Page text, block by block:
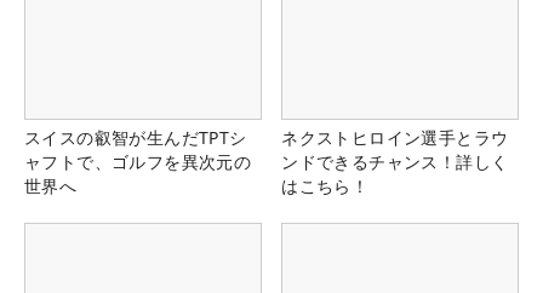
スイスの叡智が生んだTPTシ
ャフトで、ゴルフを異次元の
世界へ
ネクストヒロイン選手とラウ
ンドできるチャンス！詳しく
はこちら！